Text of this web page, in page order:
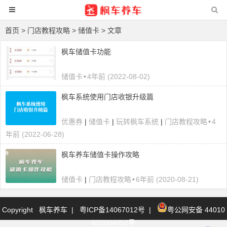
首页 > 门店教程攻略 > 储值卡 > 文章
枫车储值卡功能
储值卡•4年前 (2022-08-02)
枫车系统使用门店收银升级篇
优惠券 | 储值卡 | 玩转枫车系统 | 门店教程攻略•4
年前 (2022-06-28)
枫车养车储值卡操作攻略
储值卡 | 门店教程攻略•6年前 (2020-08-21)
Copyright 枫车养车 | 粤ICP备14067012号 |
粤公网安备 44010
602004052号